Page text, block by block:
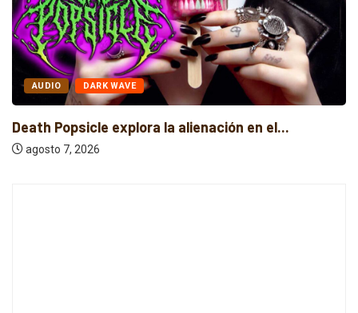
AUDIO DARK WAVE
Death Popsicle explora la alienación en el...
agosto 7, 2026